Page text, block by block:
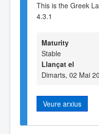
This is the Greek
4.3.1
Maturity
Stable
Llançat el
Dimarts, 02 Mai
Veure arxius